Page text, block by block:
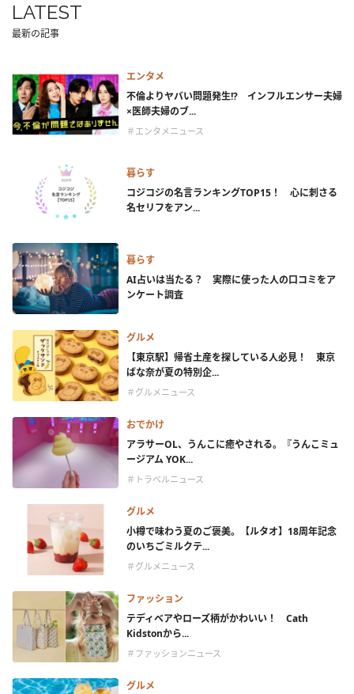
LATEST
最新の記事
エンタメ
不倫よりヤバい問題発生!? インフルエンサー夫婦
×医師夫婦のブ...
＃エンタメニュース
暮らす
コジコジの名言ランキングTOP15！ 心に刺さる
名セリフをアン...
暮らす
AI占いは当たる？ 実際に使った人の口コミをア
ンケート調査
グルメ
【東京駅】帰省土産を探している人必見！ 東京
ばな奈が夏の特別企...
＃グルメニュース
おでかけ
アラサーOL、うんこに癒やされる。『うんこミュ
ージアム YOK...
＃トラベルニュース
グルメ
小樽で味わう夏のご褒美。【ルタオ】18周年記念
のいちごミルクテ...
＃グルメニュース
ファッション
テディベアやローズ柄がかわいい！ Cath
Kidstonから...
＃ファッションニュース
グルメ